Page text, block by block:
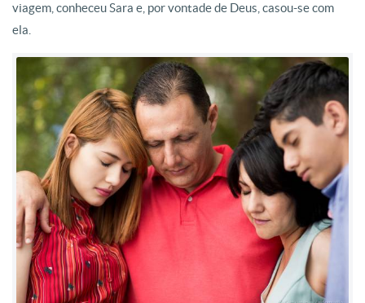
viagem, conheceu Sara e, por vontade de Deus, casou-se com
ela.